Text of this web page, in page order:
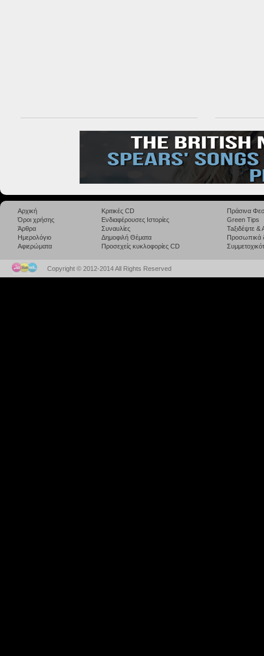
Αρχική
Όροι χρήσης
Άρθρα
Ημερολόγιο
Αφιερώματα
Κριτικές CD
Ενδιαφέρουσες Ιστορίες
Συναυλίες
Δημοφιλή Θέματα
Προσεχείς κυκλοφορίες CD
Πράσινα
Green Tips
Taξιδέψτε
Προσωπικά
Copyright © 2012-2014 All Rights Reserved